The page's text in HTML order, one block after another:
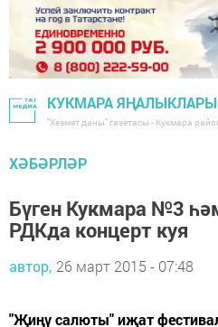
КУКМАРА ЯҢАЛЫКЛАРЫ
"Хезмәт даны" газетасы - Кукмара
ХӘБӘРЛӘР
Бүген Кукмара №3
РДКда концерт куя
автор, 26 март 2015 - 07:48
"Җиңү салюты" иҗат